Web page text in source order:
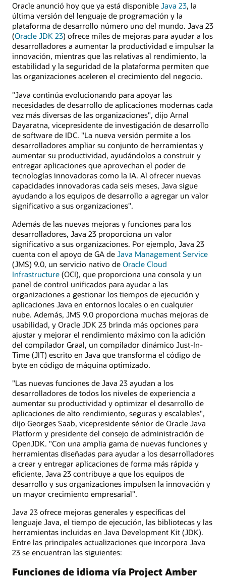
Oracle anunció hoy que ya está disponible Java 23, la
última versión del lenguaje de programación y la
plataforma de desarrollo número uno del mundo. Java 23
(Oracle JDK 23) ofrece miles de mejoras para ayudar a los
desarrolladores a aumentar la productividad e impulsar la
innovación, mientras que las relativas al rendimiento, la
estabilidad y la seguridad de la plataforma permiten que
las organizaciones aceleren el crecimiento del negocio.
"Java continúa evolucionando para apoyar las
necesidades de desarrollo de aplicaciones modernas cada
vez más diversas de las organizaciones", dijo Arnal
Dayaratna, vicepresidente de investigación de desarrollo
de software de IDC. "La nueva versión permite a los
desarrolladores ampliar su conjunto de herramientas y
aumentar su productividad, ayudándolos a construir y
entregar aplicaciones que aprovechan el poder de
tecnologías innovadoras como la IA. Al ofrecer nuevas
capacidades innovadoras cada seis meses, Java sigue
ayudando a los equipos de desarrollo a agregar un valor
significativo a sus organizaciones".
Además de las nuevas mejoras y funciones para los
desarrolladores, Java 23 proporciona un valor
significativo a sus organizaciones. Por ejemplo, Java 23
cuenta con el apoyo de GA de Java Management Service
(JMS) 9.0, un servicio nativo de Oracle Cloud
Infrastructure (OCI), que proporciona una consola y un
panel de control unificados para ayudar a las
organizaciones a gestionar los tiempos de ejecución y
aplicaciones Java en entornos locales o en cualquier
nube. Además, JMS 9.0 proporciona muchas mejoras de
usabilidad, y Oracle JDK 23 brinda más opciones para
ajustar y mejorar el rendimiento máximo con la adición
del compilador Graal, un compilador dinámico Just-In-
Time (JIT) escrito en Java que transforma el código de
byte en código de máquina optimizado.
"Las nuevas funciones de Java 23 ayudan a los
desarrolladores de todos los niveles de experiencia a
aumentar su productividad y optimizar el desarrollo de
aplicaciones de alto rendimiento, seguras y escalables",
dijo Georges Saab, vicepresidente sénior de Oracle Java
Platform y presidente del consejo de administración de
OpenJDK. "Con una amplia gama de nuevas funciones y
herramientas diseñadas para ayudar a los desarrolladores
a crear y entregar aplicaciones de forma más rápida y
eficiente, Java 23 contribuye a que los equipos de
desarrollo y sus organizaciones impulsen la innovación y
un mayor crecimiento empresarial".
Java 23 ofrece mejoras generales y específicas del
lenguaje Java, el tiempo de ejecución, las bibliotecas y las
herramientas incluidas en Java Development Kit (JDK).
Entre las principales actualizaciones que incorpora Java
23 se encuentran las siguientes:
Funciones de idioma vía Project Amber